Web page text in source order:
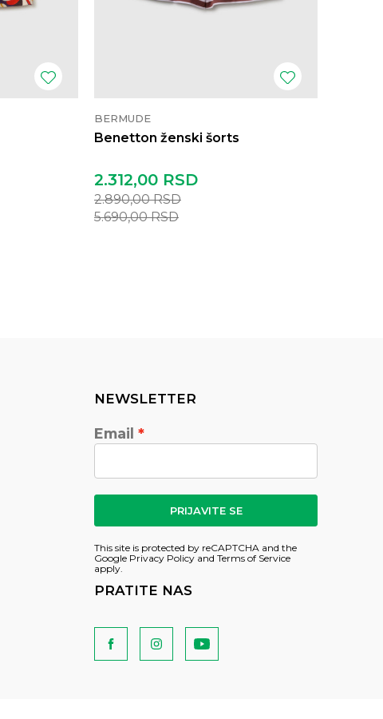
BERMUDE
Benetton ženski šorts
2.312,00 RSD
2.890,00RSD
5.690,00RSD
NEWSLETTER
Email
PRIJAVITE SE
This site is protected by reCAPTCHA and the
Google Privacy Policy and Terms of Service
apply.
PRATITE NAS